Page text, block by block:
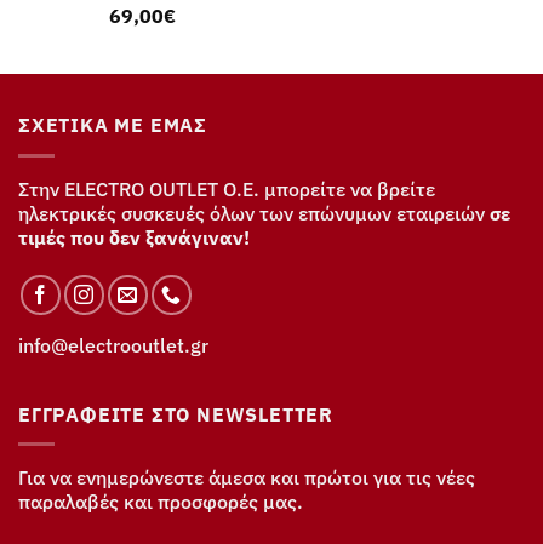
69,00€
ΣΧΕΤΙΚΆ ΜΕ ΕΜΆΣ
Στην ELECTRO OUTLET Ο.Ε. μπορείτε να βρείτε
ηλεκτρικές συσκευές όλων των επώνυμων εταιρειών σε
τιμές που δεν ξανάγιναν!
info@electrooutlet.gr
ΕΓΓΡΑΦΕΊΤΕ ΣΤΟ NEWSLETTER
Για να ενημερώνεστε άμεσα και πρώτοι για τις νέες
παραλαβές και προσφορές μας.